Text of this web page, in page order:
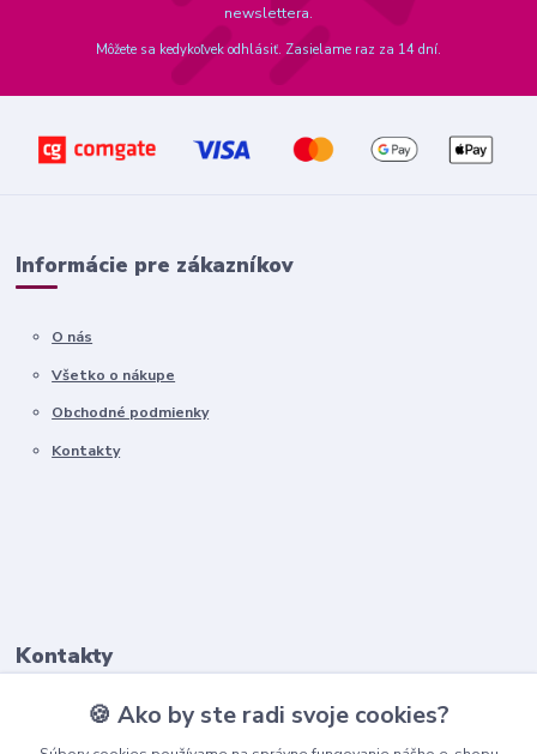
newslettera.
Môžete sa kedykoľvek odhlásiť. Zasielame raz za 14 dní.
Informácie pre zákazníkov
O nás
Všetko o nákupe
Obchodné podmienky
Kontakty
Kontakty
+421911 569 017🍪 Ako by ste radi svoje cookies?